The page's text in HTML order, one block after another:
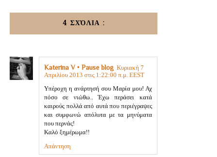
4 ΣΧΌΛΙΑ :
Katerina V • Pause blog Κυριακή 7
Απριλίου 2013 στις 1:22:00 π.μ. EEST
Υπέροχη η ανάρτησή σου Μαρία μου! Αχ
πόσο σε νιώθω.. Έχω περάσει κατά
καιρούς πολλά από αυτά που περιέγραψες
και συμφωνώ απόλυτα με τα μηνύματα
που περνάς!
Καλό ξημέρωμα!!
Απάντηση